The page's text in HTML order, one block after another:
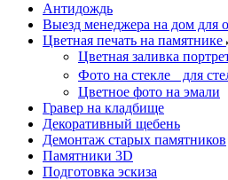
Антидождь
Выезд менеджера на дом для
Цветная печать на памятнике
Цветная заливка
Фото на стекле для
Цветное фото на эмали
Гравер на кладбище
Декоративный щебень
Демонтаж старых памятников
Памятники 3D
Подготовка эскиза